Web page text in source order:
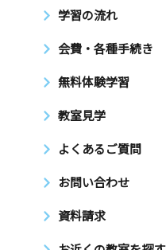
学習の流れ
会費・各種手続き
無料体験学習
教室見学
よくあるご質問
お問い合わせ
資料請求